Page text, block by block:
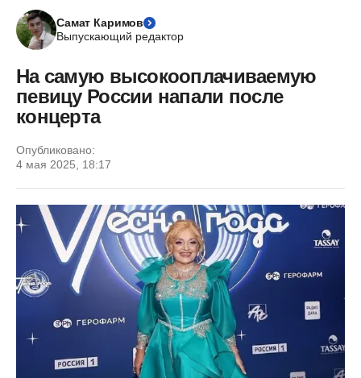
Самат Каримов
Выпускающий редактор
На самую высокооплачиваемую
певицу России напали после
концерта
Опубликовано:
4 мая 2025, 18:17